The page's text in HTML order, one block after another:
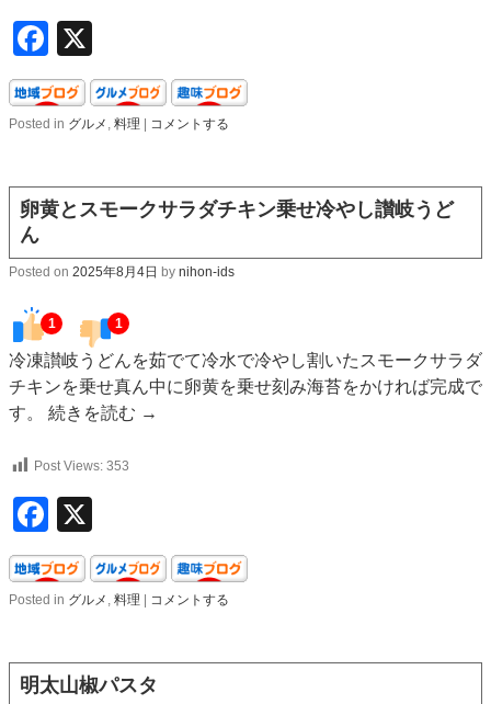
Facebook
Posted in グルメ , 料理 コメントする
卵黄とスモークサラダチキン乗せ冷やし讃岐うど
ん
Posted on 2025年8月4日 by nihon-ids
1 1
冷凍讃岐うどんを茹でて冷水で冷やし割いたスモークサラダ
チキンを乗せ真ん中に卵黄を乗せ刻み海苔をかければ完成で
す。 続きを読む →
Post Views: 353
Facebook
Posted in グルメ , 料理 コメントする
明太山椒パスタ